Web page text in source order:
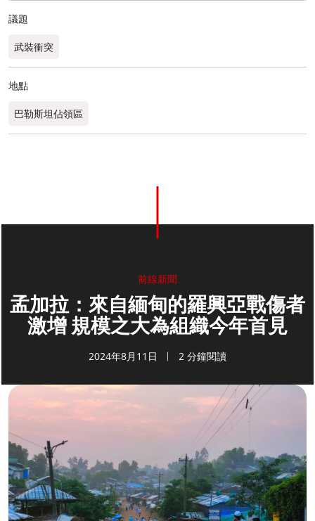
議題
武裝衝突
地點
巴勒斯坦佔領區
前線新聞
孟加拉：來自緬甸的羅興亞戰傷者
激增 規模之大為組織今年首見
2024年8月11日 2 分鐘閱讀